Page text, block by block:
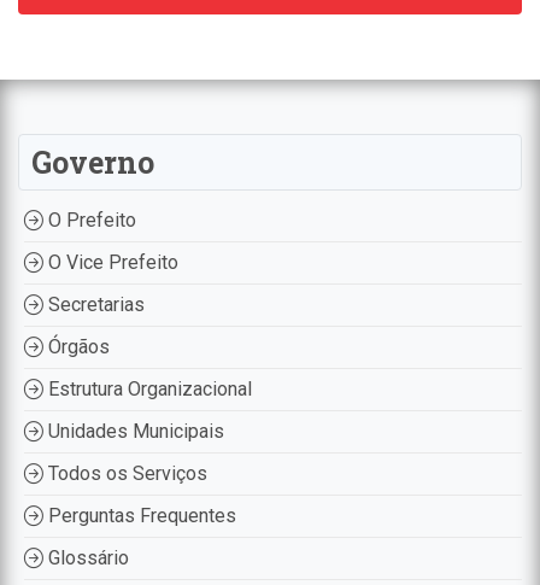
Governo
O Prefeito
O Vice Prefeito
Secretarias
Órgãos
Estrutura Organizacional
Unidades Municipais
Todos os Serviços
Perguntas Frequentes
Glossário